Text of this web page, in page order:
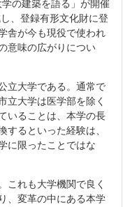
の建築を語る」が開催
、登録有形文化財に登
舎が今も現役で使われ
意味の広がりについ
立大学である。通常で
立大学は医学部を除く
いることは、本学の長
るといった経験は、
に限ったことではな
これも大学機関で良く
、変革の中にある本学